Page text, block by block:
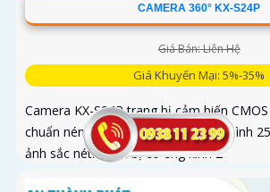
CAMERA 360° KX-S24P
Giá Bán: Liên Hệ
Giá Khuyến Mại: 5%-35%
Camera KX-S24P trang bị cảm biến
chuẩn nén H.265+ và tốc độ khung hình
ảnh sắc nét. Thiết bị có ống kính 2